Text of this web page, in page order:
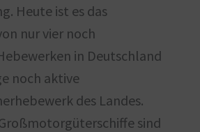
Heute ist es das
nur vier noch
in Deutschland
noch aktive
des Landes.
sind